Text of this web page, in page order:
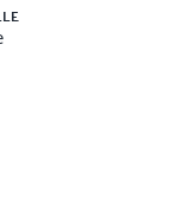
cas d’usage